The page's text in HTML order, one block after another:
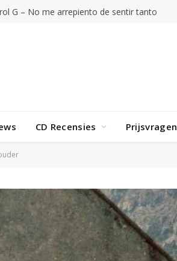
G – No me arrepiento de sentir tanto
CD Recensies Prijsvragen